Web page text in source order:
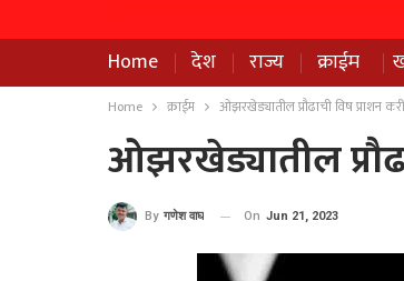
Home देश राज्य क्राईम
Home क्राईम ओझरखेड्यातील प्रौढाची विष प्राशन
ओझरखेड्यातील
By गणेश वाघ On Jun 21, 2023